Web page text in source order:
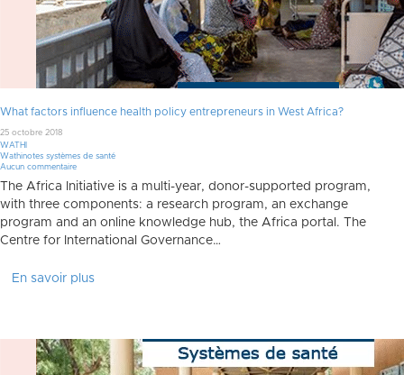
What factors influence health policy entrepreneurs in West Africa?
25 octobre 2018
WATHI
Wathinotes systèmes de santé
Aucun commentaire
The Africa Initiative is a multi-year, donor-supported program,
with three components: a research program, an exchange
program and an online knowledge hub, the Africa portal. The
Centre for International Governance…
En savoir plus